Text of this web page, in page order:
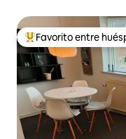
De los mejores en
Favorito entre